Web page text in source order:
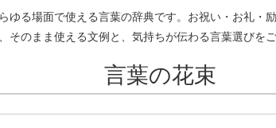
る場面で使える言葉の辞典です。お祝い・お礼
そのまま使える文例と、気持ちが伝わる言葉選びをご
言葉の花束